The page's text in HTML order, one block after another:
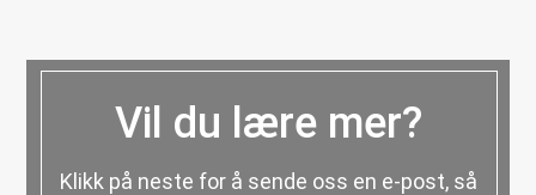
Vil du lære mer?
Klikk på neste for å sende oss en e-post, så